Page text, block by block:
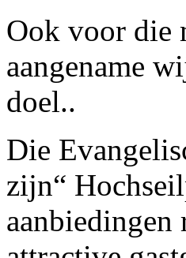
Ook voor die
aangename
doel..
Die
zijn“
aanbiedingen